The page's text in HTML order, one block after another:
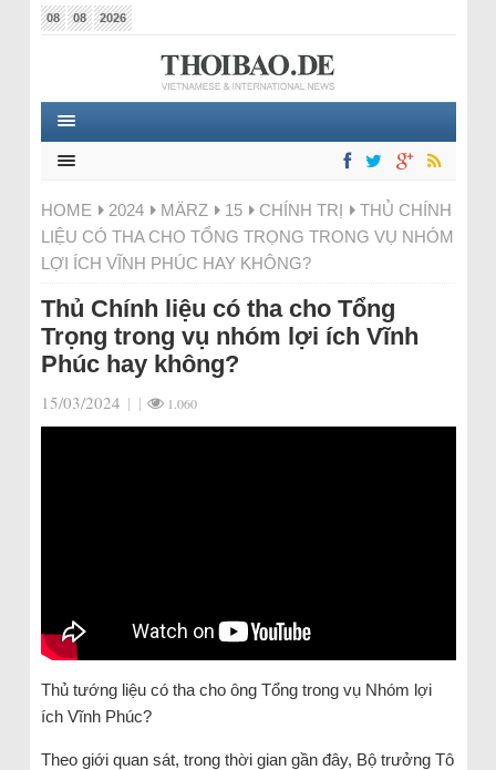
08 08 2026
HOME 2024 MÄRZ 15 CHÍNH TRỊ
THỦ CHÍNH
LIỆU CÓ THA CHO TỔNG TRỌNG TRONG VỤ NHÓM
LỢI ÍCH VĨNH PHÚC HAY KHÔNG?
Thủ Chính liệu có tha cho Tổng
Trọng trong vụ nhóm lợi ích Vĩnh
Phúc hay không?
15/03/2024 | | 1.060
Thủ tướng liệu có tha cho ông Tổng trong vụ Nhóm lợi
ích Vĩnh Phúc?
Theo giới quan sát, trong thời gian gần đây, Bộ trưởng Tô